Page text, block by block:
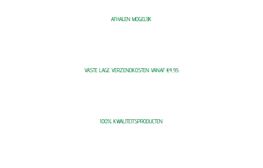
AFHALEN MOGELIJK
VASTE LAGE VERZENDKOSTEN VANAF €4,95
100% KWALITEITSPRODUCTEN